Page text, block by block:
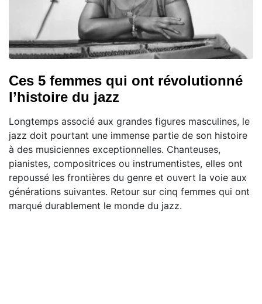
Ces 5 femmes qui ont révolutionné
l’histoire du jazz
Longtemps associé aux grandes figures masculines, le
jazz doit pourtant une immense partie de son histoire
à des musiciennes exceptionnelles. Chanteuses,
pianistes, compositrices ou instrumentistes, elles ont
repoussé les frontières du genre et ouvert la voie aux
générations suivantes. Retour sur cinq femmes qui ont
marqué durablement le monde du jazz.